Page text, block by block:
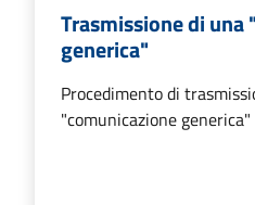
Trasmissione di
generica"
Procedimento di
"comunicazione generica"